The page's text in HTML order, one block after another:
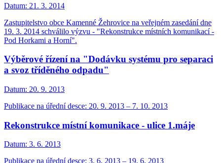
Datum: 21. 3. 2014
Zastupitelstvo obce Kamenné Žehrovice na veřejném zasedání dne
19. 3. 2014 schválilo výzvu - "Rekonstrukce místních komunikací -
Pod Horkami a Horní".
Výběrové řízení na "Dodávku systému pro separaci
a svoz tříděného odpadu"
Datum: 20. 9. 2013
Publikace na úřední desce: 20. 9. 2013 – 7. 10. 2013
Rekonstrukce místní komunikace - ulice 1.máje
Datum: 3. 6. 2013
Publikace na úřední desce: 3. 6. 2013 – 19. 6. 2013